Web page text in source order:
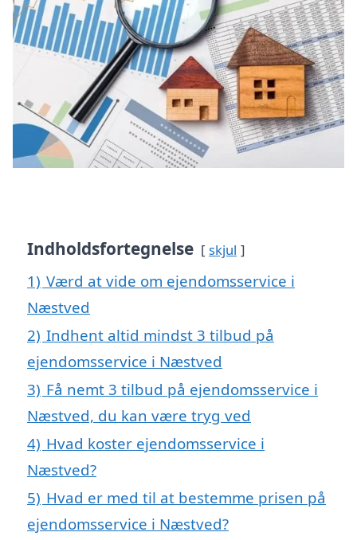
Indholdsfortegnelse skjul
1) Værd at vide om ejendomsservice i
Næstved
2) Indhent altid mindst 3 tilbud på
ejendomsservice i Næstved
3) Få nemt 3 tilbud på ejendomsservice i
Næstved, du kan være tryg ved
4) Hvad koster ejendomsservice i
Næstved?
5) Hvad er med til at bestemme prisen på
ejendomsservice i Næstved?